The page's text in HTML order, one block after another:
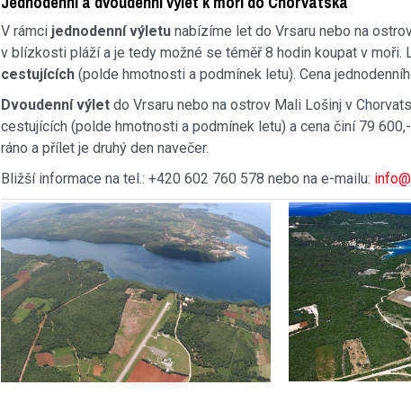
V rámci jednodenní výletu nabízíme let do Vrsaru nebo na
v blízkosti pláží a je tedy možné se téměř 8 hodin koupat v
cestujících (polde hmotnosti a podmínek letu). Cena
Dvoudenní výlet do Vrsaru nebo na ostrov Mali Lošinj v
cestujících (polde hmotnosti a podmínek letu) a cena činí 79
ráno a přílet je druhý den navečer.
Bližší informace na tel.: +420 602 760 578 nebo na e-mailu: